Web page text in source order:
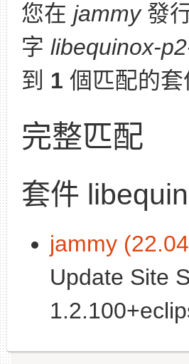
您在 jammy發
字 libequinox-
到 1 個匹配的套
完整匹配
套件
jammy
Update Site